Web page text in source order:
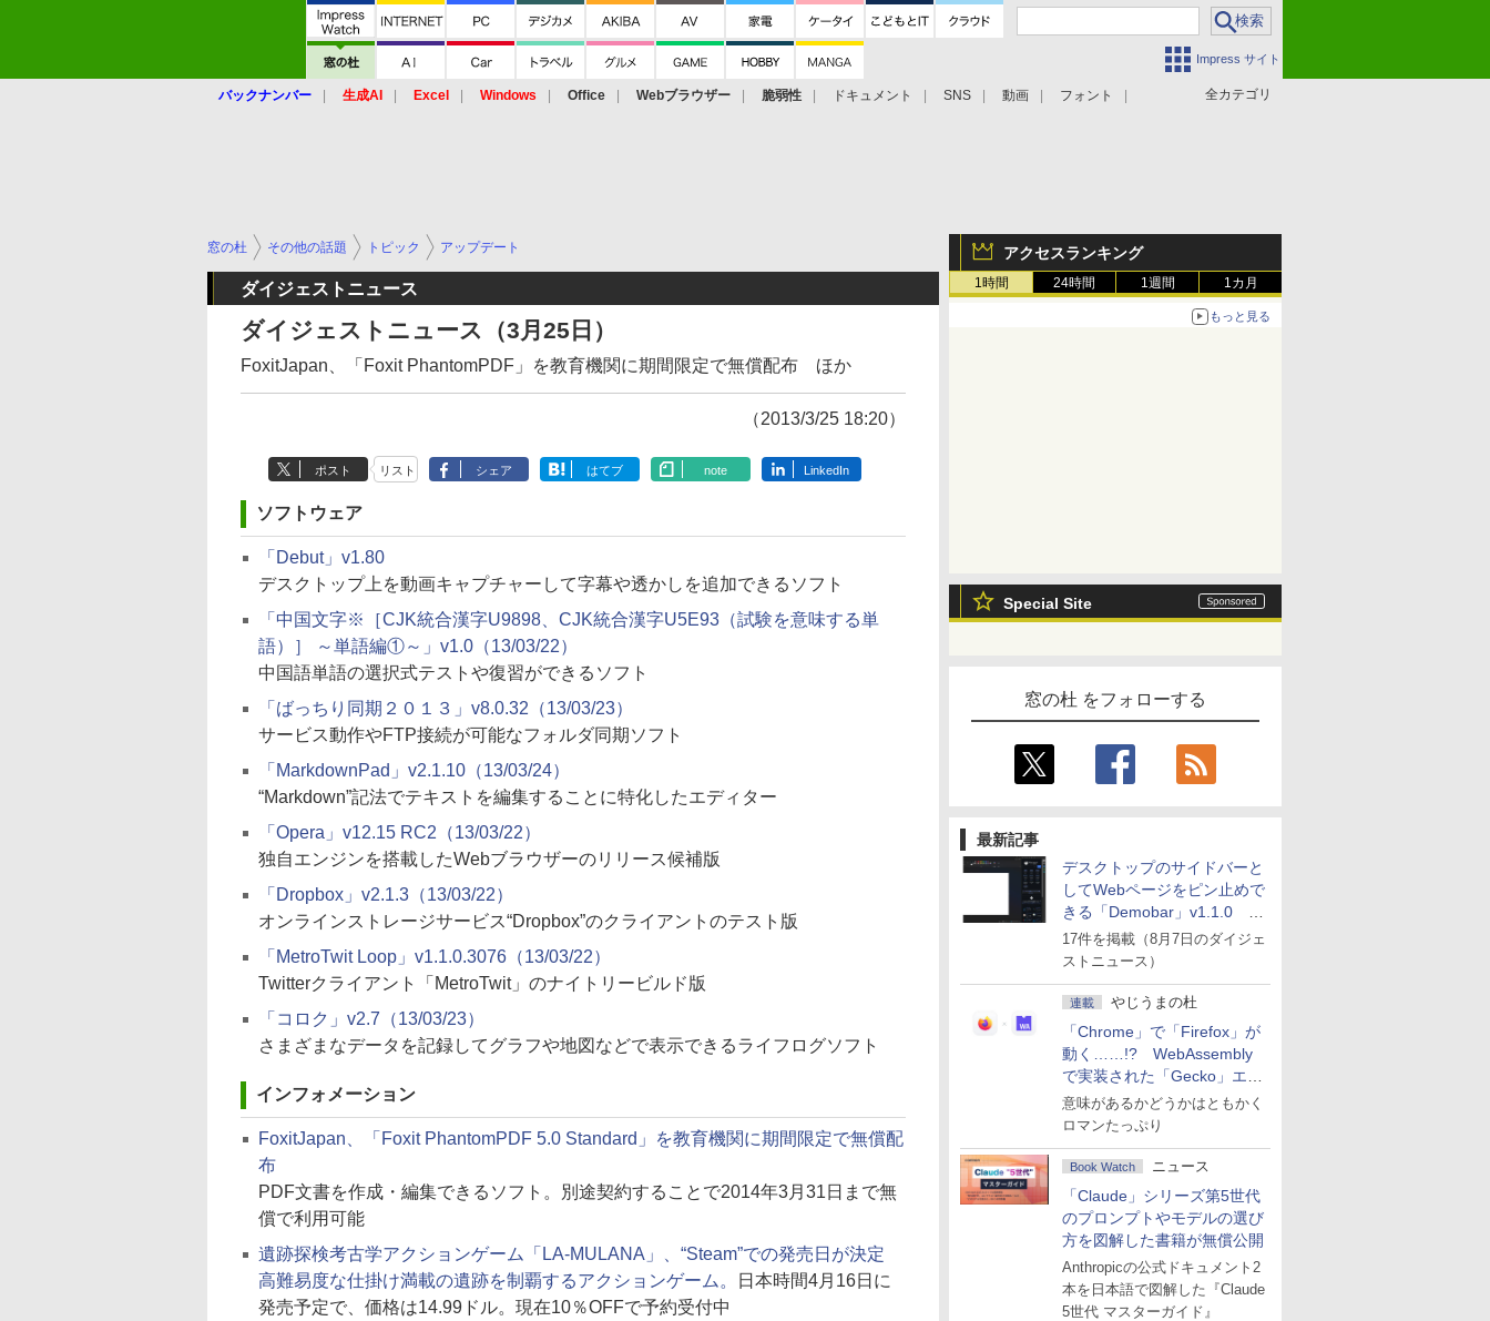
Impress サイト
全カテゴリ
バックナンバー 生成AI Excel Windows Office Webブラウザー 脆弱性 ドキュメント SNS 動画 フォント
アクセスランキング
1時間 24時間 1週間 1カ月
もっと見る
Special Site
窓の杜 をフォローする
最新記事
デスクトップのサイドバーと
してWebページをピン止めで
きる「Demobar」v1.1.0 ほ
か
17件を掲載（8月7日のダイジェ
ストニュース）
連載 やじうまの杜
「Chrome」で「Firefox」が
動く……!? WebAssembly
で実装された「Gecko」エン
ジン
意味があるかどうかはともかく
ロマンたっぷり
Book Watch ニュース
「Claude」シリーズ第5世代
のプロンプトやモデルの選び
方を図解した書籍が無償公開
Anthropicの公式ドキュメント2
本を日本語で図解した『Claude
5世代 マスターガイド』
窓の杜 その他の話題 トピック アップデート
ダイジェストニュース
ダイジェストニュース（3月25日）
FoxitJapan、「Foxit PhantomPDF」を教育機関に期間限定で無償配布 ほか
（2013/3/25 18:20）
ポスト リスト シェア はてブ note LinkedIn
ソフトウェア
「Debut」v1.80
デスクトップ上を動画キャプチャーして字幕や透かしを追加できるソフト
「中国文字※［CJK統合漢字U9898、CJK統合漢字U5E93（試験を意味する単
語）］ ～単語編①～」v1.0（13/03/22）
中国語単語の選択式テストや復習ができるソフト
「ばっちり同期２０１３」v8.0.32（13/03/23）
サービス動作やFTP接続が可能なフォルダ同期ソフト
「MarkdownPad」v2.1.10（13/03/24）
“Markdown”記法でテキストを編集することに特化したエディター
「Opera」v12.15 RC2（13/03/22）
独自エンジンを搭載したWebブラウザーのリリース候補版
「Dropbox」v2.1.3（13/03/22）
オンラインストレージサービス“Dropbox”のクライアントのテスト版
「MetroTwit Loop」v1.1.0.3076（13/03/22）
Twitterクライアント「MetroTwit」のナイトリービルド版
「コロク」v2.7（13/03/23）
さまざまなデータを記録してグラフや地図などで表示できるライフログソフト
インフォメーション
FoxitJapan、「Foxit PhantomPDF 5.0 Standard」を教育機関に期間限定で無償配
布
PDF文書を作成・編集できるソフト。別途契約することで2014年3月31日まで無
償で利用可能
遺跡探検考古学アクションゲーム「LA-MULANA」、“Steam”での発売日が決定
高難易度な仕掛け満載の遺跡を制覇するアクションゲーム。
日本時間4月16日に
発売予定で、価格は14.99ドル。現在10％OFFで予約受付中